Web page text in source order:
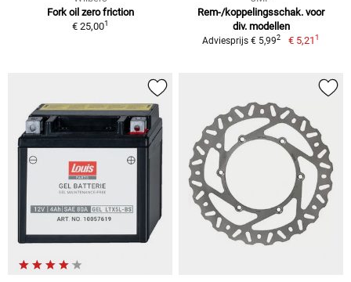
Fork oil zero friction
€ 25,001
Rem-/koppelingsschak. voor
div. modellen
Adviesprijs € 5,992 € 5,211